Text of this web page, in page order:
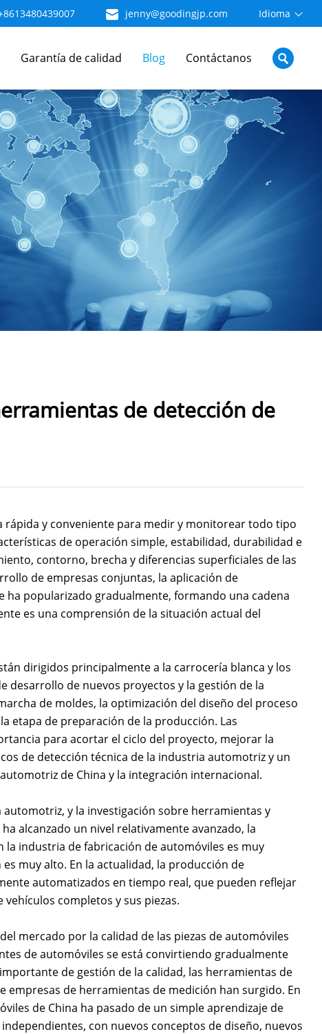
jenny@goodingjp.com Idioma
Garantía de calidad Blog Contáctanos
de detección de
rápida y conveniente para medir y monitorear todo tipo
de operación simple, estabilidad, durabilidad e
contorno, brecha y diferencias superficiales de las
de empresas conjuntas, la aplicación de
popularizado gradualmente, formando una cadena
es una comprensión de la situación actual del
dirigidos principalmente a la carrocería blanca y los
desarrollo de nuevos proyectos y la gestión de la
de moldes, la optimización del diseño del proceso
etapa de preparación de la producción. Las
para acortar el ciclo del proyecto, mejorar la
de detección técnica de la industria automotriz y un
de China y la integración internacional.
y la investigación sobre herramientas y
alcanzado un nivel relativamente avanzado, la
industria de fabricación de automóviles es muy
muy alto. En la actualidad, la producción de
automatizados en tiempo real, que pueden reflejar
completos y sus piezas.
mercado por la calidad de las piezas de automóviles
de automóviles se está convirtiendo gradualmente
de gestión de la calidad, las herramientas de
de herramientas de medición han surgido. En
de China ha pasado de un simple aprendizaje de
con nuevos conceptos de diseño, nuevos